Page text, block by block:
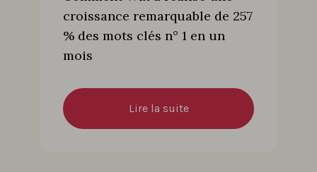
croissance remarquable de 257
% des mots clés n° 1 en un
mois
Lire la suite